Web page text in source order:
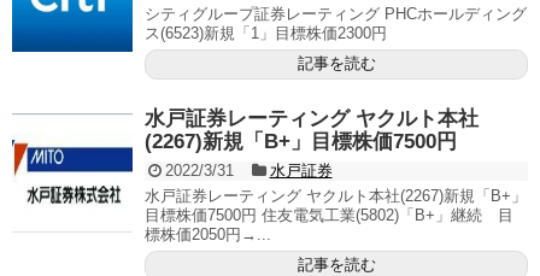
シティグループ証券レーティング PHCホールディング
ス(6523)新規「1」目標株価2300円
記事を読む
水戸証券レーティング ヤクルト本社
(2267)新規「B+」目標株価7500円
2022/3/31
水戸証券
水戸証券レーティング ヤクルト本社(2267)新規「B+」
目標株価7500円 住友電気工業(5802)「B+」継続 目
標株価2050円→...
記事を読む